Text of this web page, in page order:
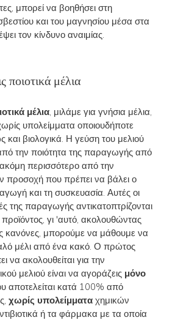
μπορεί να βοηθήσει στη
και του μαγνησίου μέσα στα
τον κίνδυνο αναιμίας.
ποιοτικά μέλια
μέλια, μιλάμε για γνήσια μέλια,
υπολείμματα οποιουδήποτε
και βιολογικά. Η γεύση του μελιού
την ποιότητα της παραγωγής από
περισσότερο από την
προσοχή που πρέπει να βάλει ο
και τη συσκευασία. Αυτές οι
της παραγωγής αντικατοπτρίζονται
γι 'αυτό, ακολουθώντας
κανόνες, μπορούμε να μάθουμε να
μέλι από ένα κακό. Ο πρώτος
να ακολουθείται για την
μελιού είναι να αγοράζεις μόνο
αποτελείται κατά 100% από
χωρίς υπολείμματαχημικών
ή τα φάρμακα με τα οποία